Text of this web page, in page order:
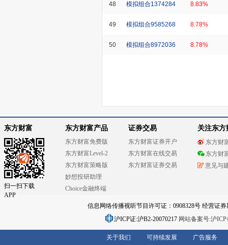
48 模拟组合1374284 8.83%
49 模拟组合9585268 8.78%
50 模拟组合8972036 8.78%